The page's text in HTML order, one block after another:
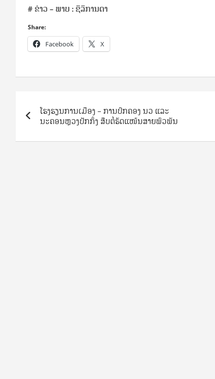
# ຂ່າວ – ພາບ : ຊິລິການດາ
Share:
Facebook X
navigation
ໂຮງຮຽນການເມືອງ – ການປົກຄອງ ນວ ແລະ
ນະຄອນຫຼວງປັກກິ່ງ ສືບຕໍ່ຮັດແໜ້ນສາຍພົວພັນ